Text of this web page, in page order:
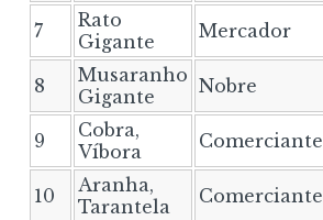
7
Rato
Gigante
Mercador
8
Musaranho
Gigante
Nobre
9
Cobra,
Víbora
Comerciante
10
Aranha,
Tarantela
Comerciante